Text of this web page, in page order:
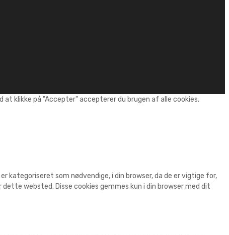
klikke på "Accepter" accepterer du brugen af alle cookies.
kategoriseret som nødvendige, i din browser, da de er vigtige for,
websted. Disse cookies gemmes kun i din browser med dit